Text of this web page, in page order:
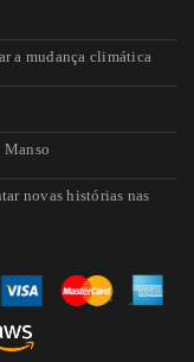
a mudança climática
Manso
novas histórias nas